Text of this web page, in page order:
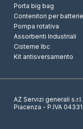
Porta big bag
Contenitori per
Pompa rotativa
Assorbenti Industriali
Cisterne Ibc
Kit antisversamento
AZ Servizi generali
Piacenza - P.IVA